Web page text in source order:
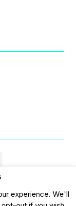
experience. We'll